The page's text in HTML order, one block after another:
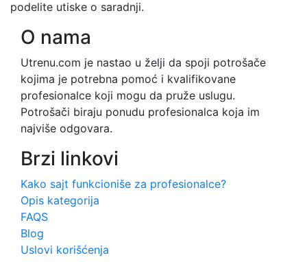
podelite utiske o saradnji.
O nama
Utrenu.com je nastao u želji da spoji potrošače
kojima je potrebna pomoć i kvalifikovane
profesionalce koji mogu da pruže uslugu.
Potrošači biraju ponudu profesionalca koja im
najviše odgovara.
Brzi linkovi
Kako sajt funkcioniše za profesionalce?
Opis kategorija
FAQS
Blog
Uslovi korišćenja